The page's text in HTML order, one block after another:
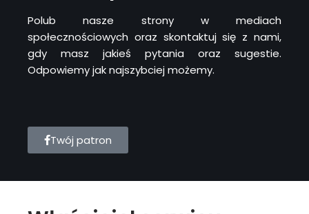
Polub nasze strony w mediach
społecznościowych oraz skontaktuj się z nami,
gdy masz jakieś pytania oraz sugestie.
Odpowiemy jak najszybciej możemy.
Twój patron